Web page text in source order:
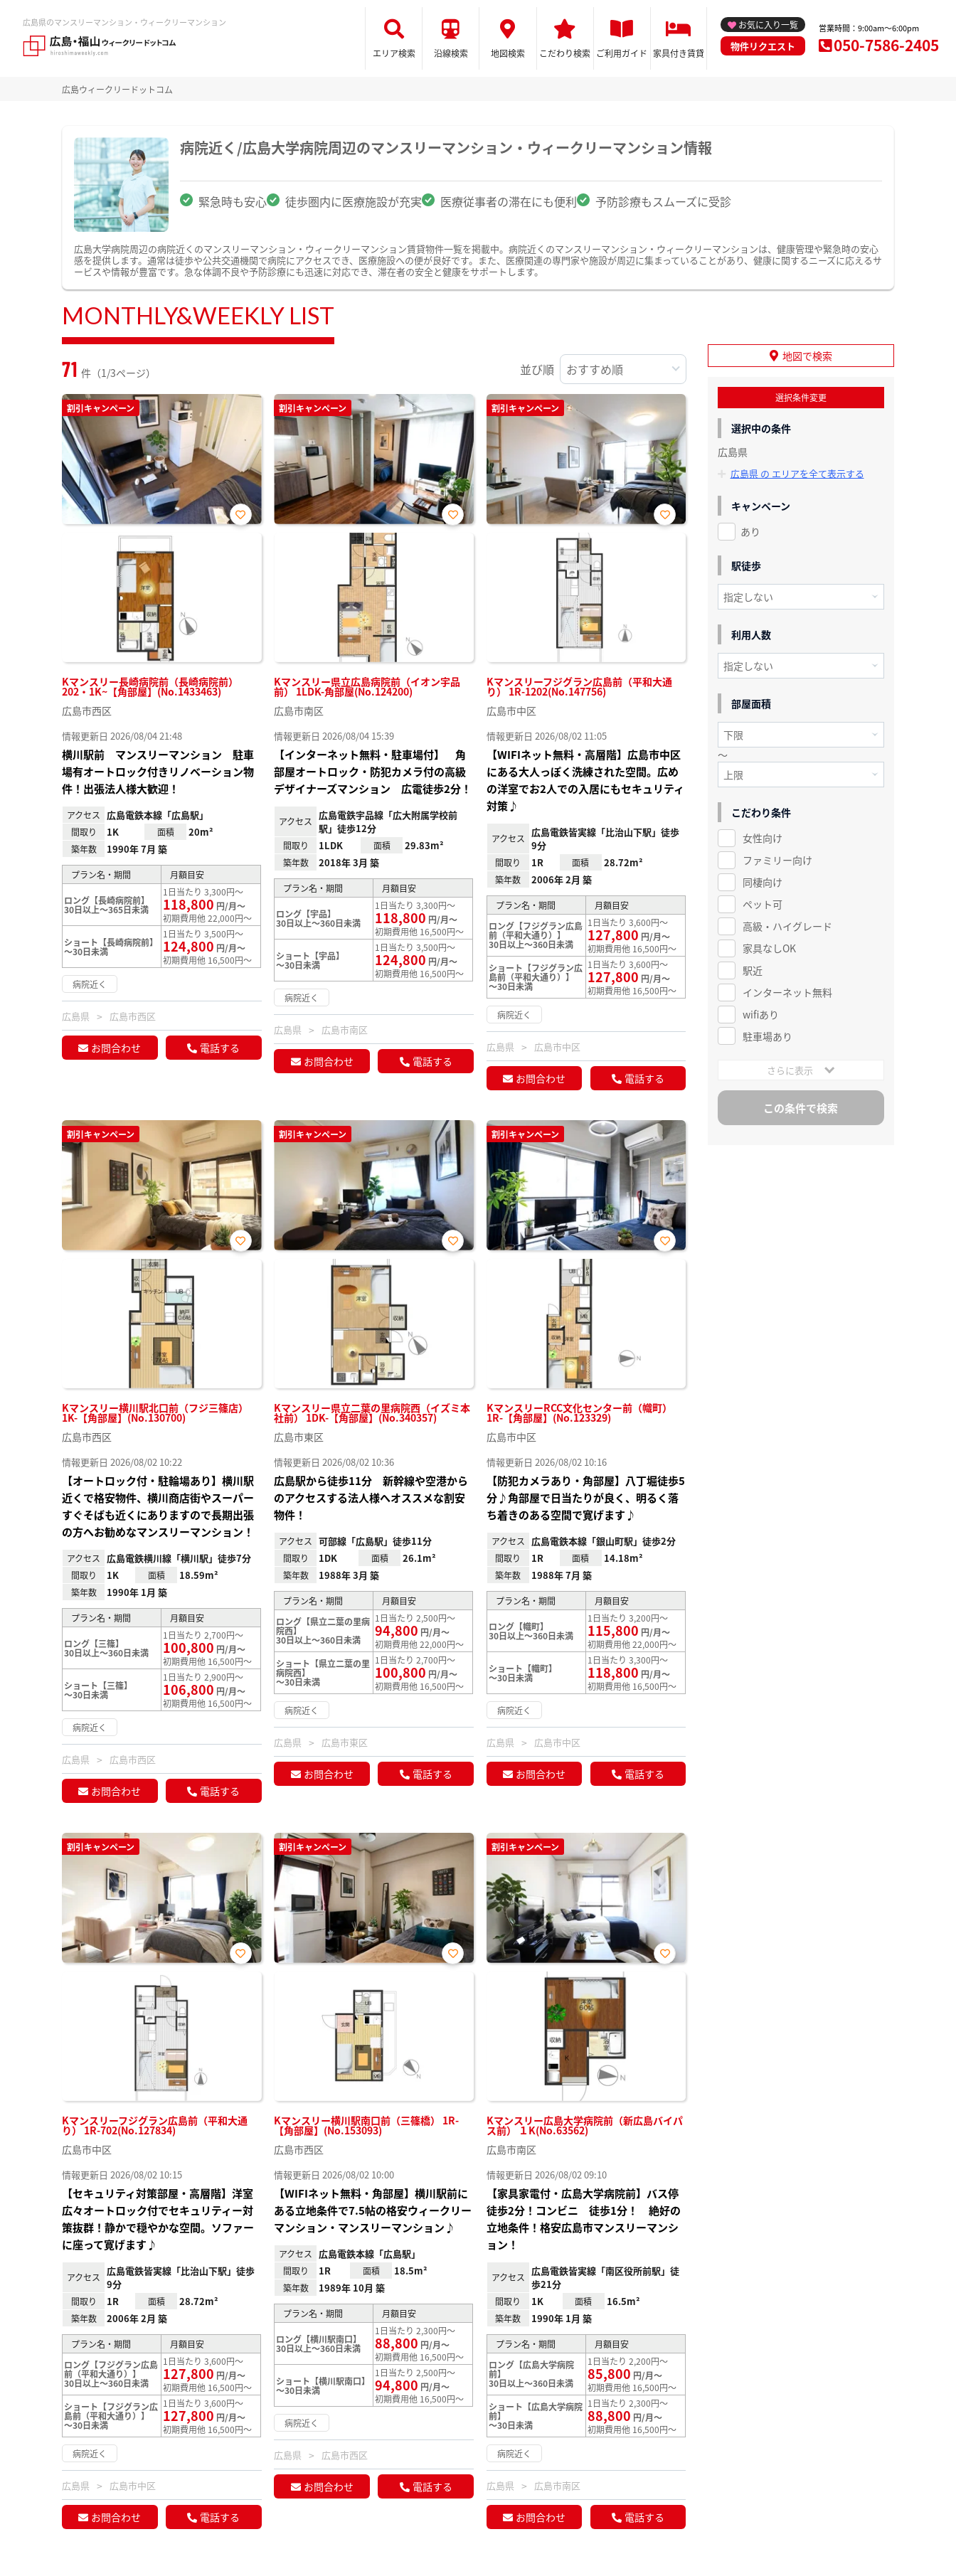
広島県のマンスリーマンション・ウィークリーマンション
エリア検索 沿線検索 地図検索 こだわり検索 ご利用ガイド 家具付き賃貸
お気に入り一覧
物件リクエスト
営業時間：9:00am～6:00pm
050-7586-2405
広島ウィークリードットコム
病院近く/広島大学病院周辺のマンスリーマンション・ウィークリーマンション情報
緊急時も安心 徒歩圏内に医療施設が充実 医療従事者の滞在にも便利 予防診療もスムーズに受診
広島大学病院周辺の病院近くのマンスリーマンション・ウィークリーマンション賃貸物件一覧を掲載中。病院近くのマンスリーマンション・ウィークリーマンションは、健康管理や緊急時の安心
感を提供します。通常は徒歩や公共交通機関で病院にアクセスでき、医療施設への便が良好です。また、医療関連の専門家や施設が周辺に集まっていることがあり、健康に関するニーズに応えるサ
ービスや情報が豊富です。急な体調不良や予防診療にも迅速に対応でき、滞在者の安全と健康をサポートします。
MONTHLY&WEEKLY LIST
71 件（1/3ページ） 並び順
割引キャンペーン
Kマンスリー長崎病院前（長崎病院前）
202・1K~【角部屋】(No.1433463)
お気
広島市西区
情報更新日 2026/08/04 21:48
横川駅前 マンスリーマンション 駐車
場有オートロック付きリノベーション物
件！出張法人様大歓迎！
アクセス 広島電鉄本線「広島駅」
間取り 1K 面積 20m²
築年数 1990年 7月 築
プラン名・期間 月額目安
ロング【長崎病院前】
30日以上～365日未満
1日当たり 3,300円～
118,800 円/月～
初期費用他 22,000円～
ショート【長崎病院前】
～30日未満
1日当たり 3,500円～
124,800 円/月～
初期費用他 16,500円～
病院近く
広島県 広島市西区
お問合わせ 電話する
割引キャンペーン
Kマンスリー県立広島病院前（イオン宇品
前） 1LDK-角部屋(No.124200)
お気
広島市南区
情報更新日 2026/08/04 15:39
【インターネット無料・駐車場付】 角
部屋オートロック・防犯カメラ付の高級
デザイナーズマンション 広電徒歩2分！
アクセス
広島電鉄宇品線「広大附属学校前
駅」徒歩12分
間取り 1LDK 面積 29.83m²
築年数 2018年 3月 築
プラン名・期間 月額目安
ロング【宇品】
30日以上～360日未満
1日当たり 3,300円～
118,800 円/月～
初期費用他 16,500円～
ショート【宇品】
～30日未満
1日当たり 3,500円～
124,800 円/月～
初期費用他 16,500円～
病院近く
広島県 広島市南区
お問合わせ 電話する
割引キャンペーン
Kマンスリーフジグラン広島前（平和大通
り） 1R-1202(No.147756)
お気
広島市中区
情報更新日 2026/08/02 11:05
【WIFIネット無料・高層階】広島市中区
にある大人っぽく洗練された空間。広め
の洋室でお2人での入居にもセキュリティ
対策♪
アクセス
広島電鉄皆実線「比治山下駅」徒歩
9分
間取り 1R 面積 28.72m²
築年数 2006年 2月 築
プラン名・期間
月額目安
ロング【フジグラン広島
前（平和大通り）】
30日以上～360日未満
1日当たり 3,600円～
127,800 円/月～
初期費用他 16,500円～
ショート【フジグラン広
島前（平和大通り）】
～30日未満
1日当たり 3,600円～
127,800 円/月～
初期費用他 16,500円～
病院近く
広島県 広島市中区
お問合わせ 電話する
割引キャンペーン
Kマンスリー横川駅北口前（フジ三篠店）
1K-【角部屋】(No.130700)
お気
広島市西区
情報更新日 2026/08/02 10:22
【オートロック付・駐輪場あり】横川駅
近くで格安物件、横川商店街やスーパー
すぐそばも近くにありますので長期出張
の方へお勧めなマンスリーマンション！
アクセス 広島電鉄横川線「横川駅」徒歩7分
間取り 1K 面積 18.59m²
築年数 1990年 1月 築
プラン名・期間 月額目安
ロング【三篠】
30日以上～360日未満
1日当たり 2,700円～
100,800 円/月～
初期費用他 16,500円～
ショート【三篠】
～30日未満
1日当たり 2,900円～
106,800 円/月～
初期費用他 16,500円～
病院近く
広島県 広島市西区
お問合わせ 電話する
割引キャンペーン
Kマンスリー県立二葉の里病院西（イズミ本
社前） 1DK-【角部屋】(No.340357)
お気
広島市東区
情報更新日 2026/08/02 10:36
広島駅から徒歩11分 新幹線や空港から
のアクセスする法人様へオススメな割安
物件！
アクセス 可部線「広島駅」徒歩11分
間取り 1DK 面積 26.1m²
築年数 1988年 3月 築
プラン名・期間
月額目安
ロング【県立二葉の里病
院西】
30日以上～360日未満
1日当たり 2,500円～
94,800 円/月～
初期費用他 22,000円～
ショート【県立二葉の里
病院西】
～30日未満
1日当たり 2,700円～
100,800 円/月～
初期費用他 16,500円～
病院近く
広島県 広島市東区
お問合わせ 電話する
割引キャンペーン
KマンスリーRCC文化センター前（幟町）
1R-【角部屋】(No.123329)
お気
広島市中区
情報更新日 2026/08/02 10:16
【防犯カメラあり・角部屋】八丁堀徒歩5
分♪角部屋で日当たりが良く、明るく落
ち着きのある空間で寛げます♪
アクセス 広島電鉄本線「銀山町駅」徒歩2分
間取り 1R 面積 14.18m²
築年数 1988年 7月 築
プラン名・期間 月額目安
ロング【幟町】
30日以上～360日未満
1日当たり 3,200円～
115,800 円/月～
初期費用他 22,000円～
ショート【幟町】
～30日未満
1日当たり 3,300円～
118,800 円/月～
初期費用他 16,500円～
病院近く
広島県 広島市中区
お問合わせ 電話する
割引キャンペーン
Kマンスリーフジグラン広島前（平和大通
り） 1R-702(No.127834)
お気
広島市中区
情報更新日 2026/08/02 10:15
【セキュリティ対策部屋・高層階】洋室
広々オートロック付でセキュリティー対
策抜群！静かで穏やかな空間。ソファー
に座って寛げます♪
アクセス
広島電鉄皆実線「比治山下駅」徒歩
9分
間取り 1R 面積 28.72m²
築年数 2006年 2月 築
プラン名・期間
月額目安
ロング【フジグラン広島
前（平和大通り）】
30日以上～360日未満
1日当たり 3,600円～
127,800 円/月～
初期費用他 16,500円～
ショート【フジグラン広
島前（平和大通り）】
～30日未満
1日当たり 3,600円～
127,800 円/月～
初期費用他 16,500円～
病院近く
広島県 広島市中区
お問合わせ 電話する
割引キャンペーン
Kマンスリー横川駅南口前（三篠橋） 1R-
【角部屋】(No.153093)
お気
広島市西区
情報更新日 2026/08/02 10:00
【WIFIネット無料・角部屋】横川駅前に
ある立地条件で7.5帖の格安ウィークリー
マンション・マンスリーマンション♪
アクセス 広島電鉄本線「広島駅」
間取り 1R 面積 18.5m²
築年数 1989年 10月 築
プラン名・期間 月額目安
ロング【横川駅南口】
30日以上～360日未満
1日当たり 2,300円～
88,800 円/月～
初期費用他 16,500円～
ショート【横川駅南口】
～30日未満
1日当たり 2,500円～
94,800 円/月～
初期費用他 16,500円～
病院近く
広島県 広島市西区
お問合わせ 電話する
割引キャンペーン
Kマンスリー広島大学病院前（新広島バイパ
ス前） １K(No.63562)
お気
広島市南区
情報更新日 2026/08/02 09:10
【家具家電付・広島大学病院前】バス停
徒歩2分！コンビニ 徒歩1分！ 絶好の
立地条件！格安広島市マンスリーマンシ
ョン！
アクセス
広島電鉄皆実線「南区役所前駅」徒
歩21分
間取り 1K 面積 16.5m²
築年数 1990年 1月 築
プラン名・期間
月額目安
ロング【広島大学病院
前】
30日以上～360日未満
1日当たり 2,200円～
85,800 円/月～
初期費用他 16,500円～
ショート【広島大学病院
前】
～30日未満
1日当たり 2,300円～
88,800 円/月～
初期費用他 16,500円～
病院近く
広島県 広島市南区
お問合わせ 電話する
地図で検索
選択条件変更
選択中の条件
広島県
広島県 の エリアを全て表示する
キャンペーン
あり
駅徒歩
利用人数
部屋面積
～
こだわり条件
女性向け
ファミリー向け
同棲向け
ペット可
高級・ハイグレード
家具なしOK
駅近
インターネット無料
wifiあり
駐車場あり
さらに表示